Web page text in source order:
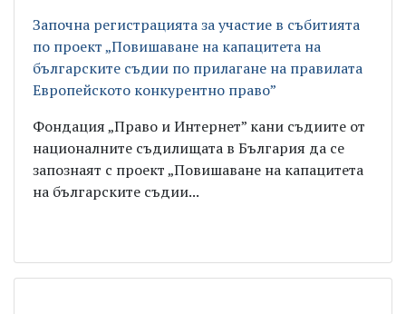
Започна регистрацията за участие в събитията
по проект „Повишаване на капацитета на
българските съдии по прилагане на правилата
Европейското конкурентно право”
Фондация „Право и Интернет” кани съдиите от
националните съдилищата в България да се
запознаят с проект „Повишаване на капацитета
на българските съдии...